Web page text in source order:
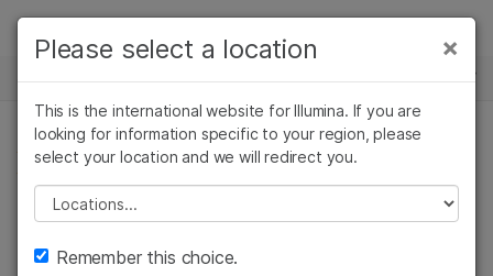
Skip to content
ソリューション
ラーニング
企業情報
サポート
イベント
第93回日本細菌学会総会
イベント開催レポート
×
Please select a location
This is the international website for Illumina. If you are
looking for information specific to your region, please
select your location and we will redirect you.
Please select a location
Remember this choice.
×
がん研究
微生物研究
農学研究
複雑な疾患
臨床オンコロジー
生殖医学
患研究